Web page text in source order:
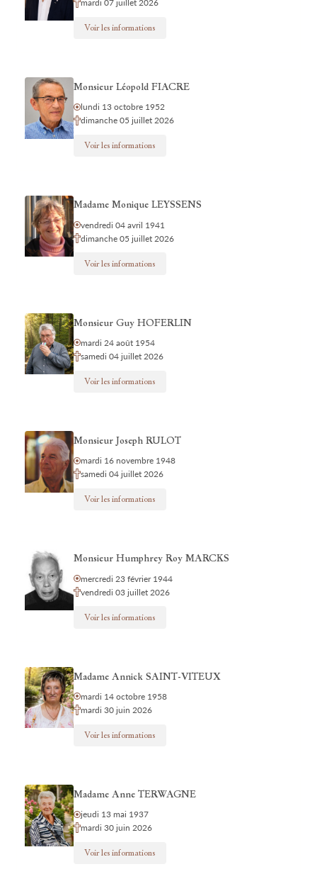
mardi 07 juillet 2026
Voir les informations
Monsieur Léopold FIACRE
lundi 13 octobre 1952
dimanche 05 juillet 2026
Voir les informations
Madame Monique LEYSSENS
vendredi 04 avril 1941
dimanche 05 juillet 2026
Voir les informations
Monsieur Guy HOFERLIN
mardi 24 août 1954
samedi 04 juillet 2026
Voir les informations
Monsieur Joseph RULOT
mardi 16 novembre 1948
samedi 04 juillet 2026
Voir les informations
Monsieur Humphrey Roy MARCKS
mercredi 23 février 1944
vendredi 03 juillet 2026
Voir les informations
Madame Annick SAINT-VITEUX
mardi 14 octobre 1958
mardi 30 juin 2026
Voir les informations
Madame Anne TERWAGNE
jeudi 13 mai 1937
mardi 30 juin 2026
Voir les informations